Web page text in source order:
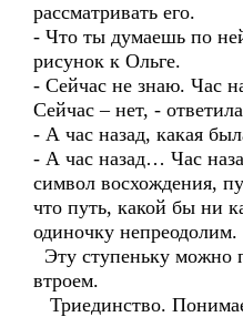
рассматривать его.
- Что ты думаешь по
рисунок к Ольге.
- Сейчас не знаю. Час
Сейчас – нет, -
- А час назад, какая
- А час назад… Час
символ восхождения,
что путь, какой бы ни
одиночку непреодолим.
Эту ступеньку можно
втроем.
Триединство.